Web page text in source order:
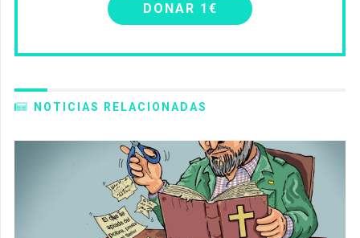
DONAR 1€
NOTICIAS RELACIONADAS